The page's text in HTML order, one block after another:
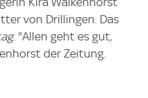
von Drillingen. Das
. "Allen geht es gut,
der Zeitung.